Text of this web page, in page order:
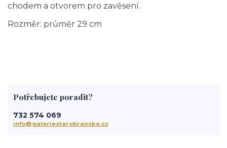
chodem a otvorem pro zavěsení.
Rozměr: průměr 29 cm
Potřebujete poradit?
732 574 069
info@galeriestarobranska.cz